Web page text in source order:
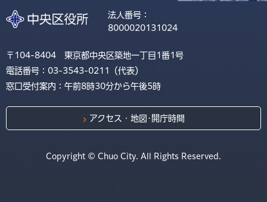
法人番号：
8000020131024
〒104-8404 東京都中央区築地一丁目1番1号
電話番号：03-3543-0211（代表）
窓口受付案内：午前8時30分から午後5時
アクセス・地図･開庁時間
Copyright © Chuo City. All Rights Reserved.